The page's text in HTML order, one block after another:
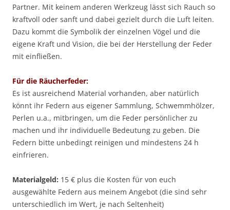
Partner. Mit keinem anderen Werkzeug lässt sich Rauch so
kraftvoll oder sanft und dabei gezielt durch die Luft leiten.
Dazu kommt die Symbolik der einzelnen Vögel und die
eigene Kraft und Vision, die bei der Herstellung der Feder
mit einfließen.
Für die Räucherfeder:
Es ist ausreichend Material vorhanden, aber natürlich
könnt ihr Federn aus eigener Sammlung, Schwemmhölzer,
Perlen u.a., mitbringen, um die Feder persönlicher zu
machen und ihr individuelle Bedeutung zu geben. Die
Federn bitte unbedingt reinigen und mindestens 24 h
einfrieren.
Materialgeld: 15 € plus die Kosten für von euch
ausgewählte Federn aus meinem Angebot (die sind sehr
unterschiedlich im Wert, je nach Seltenheit)